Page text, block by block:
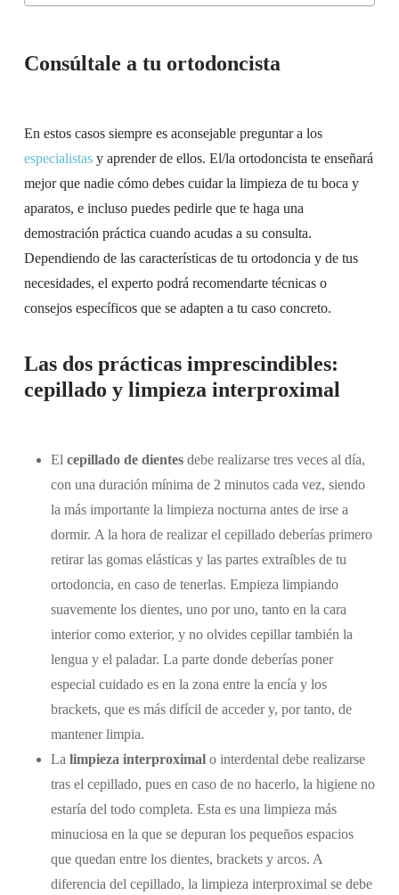
Consúltale a tu ortodoncista
En estos casos siempre es aconsejable preguntar a los
especialistasy aprender de ellos. El/la ortodoncista te enseñará
mejor que nadie cómo debes cuidar la limpieza de tu boca y
aparatos, e incluso puedes pedirle que te haga una
demostración práctica cuando acudas a su consulta.
Dependiendo de las características de tu ortodoncia y de tus
necesidades, el experto podrá recomendarte técnicas o
consejos específicos que se adapten a tu caso concreto.
Las dos prácticas imprescindibles:
cepillado y limpieza interproximal
El cepillado de dientesdebe realizarse tres veces al día,
con una duración mínima de 2 minutos cada vez, siendo
la más importante la limpieza nocturna antes de irse a
dormir. A la hora de realizar el cepillado deberías primero
retirar las gomas elásticas y las partes extraíbles de tu
ortodoncia, en caso de tenerlas. Empieza limpiando
suavemente los dientes, uno por uno, tanto en la cara
interior como exterior, y no olvides cepillar también la
lengua y el paladar. La parte donde deberías poner
especial cuidado es en la zona entre la encía y los
brackets, que es más difícil de acceder y, por tanto, de
mantener limpia.
La limpieza interproximalo interdental debe realizarse
tras el cepillado, pues en caso de no hacerlo, la higiene no
estaría del todo completa. Esta es una limpieza más
minuciosa en la que se depuran los pequeños espacios
que quedan entre los dientes, bracketsy arcos. A
diferencia del cepillado, la limpieza interproximal se debe